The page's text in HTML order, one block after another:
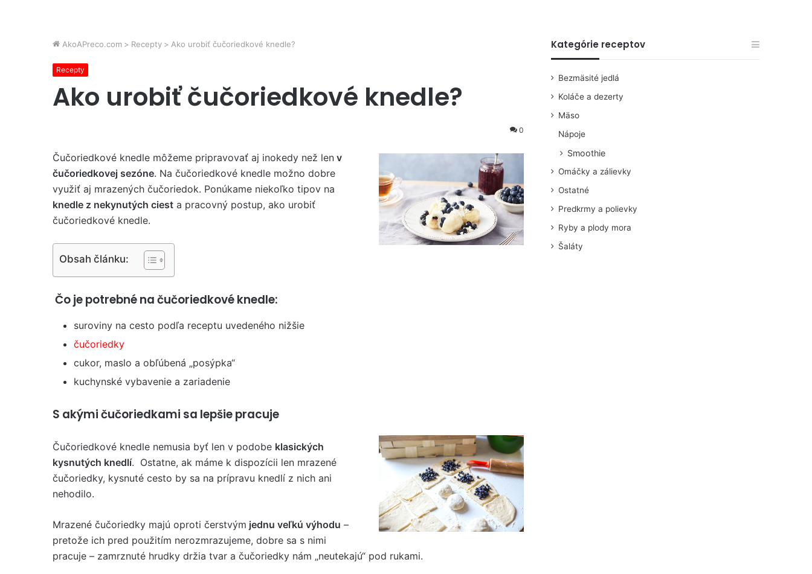
AkoAPreco.com > Recepty > Ako urobiť čučoriedkové knedle?
Recepty
Ako urobiť čučoriedkové knedle?
0
Čučoriedkové knedle môžeme pripravovať aj inokedy než len v
čučoriedkovej sezóne. Na čučoriedkové knedle možno dobre
využiť aj mrazených čučoriedok. Ponúkame niekoľko tipov na
knedle z nekynutých ciest a pracovný postup, ako urobiť
čučoriedkové knedle.
Obsah článku:
Čo je potrebné na čučoriedkové knedle:
suroviny na cesto podľa receptu uvedeného nižšie
čučoriedky
cukor, maslo a obľúbená „posýpka“
kuchynské vybavenie a zariadenie
S akými čučoriedkami sa lepšie pracuje
Čučoriedkové knedle nemusia byť len v podobe klasických
kysnutých knedlí. Ostatne, ak máme k dispozícii len mrazené
čučoriedky, kysnuté cesto by sa na prípravu knedlí z nich ani
nehodilo.
Mrazené čučoriedky majú oproti čerstvým jednu veľkú výhodu –
pretože ich pred použitím nerozmrazujeme, dobre sa s nimi
pracuje – zamrznuté hrudky držia tvar a čučoriedky nám „neutekajú“ pod rukami.
Kategórie receptov
Bezmäsité jedlá
Koláče a dezerty
Mäso
Nápoje
Smoothie
Omáčky a zálievky
Ostatné
Predkrmy a polievky
Ryby a plody mora
Šaláty